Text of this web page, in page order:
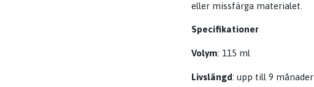
eller missfärga materialet.
Specifikationer
Volym: 115 ml
Livslängd: upp till 9 månader